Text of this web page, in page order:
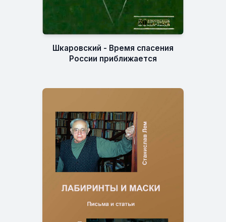
Шкаровский - Время спасения
России приближается